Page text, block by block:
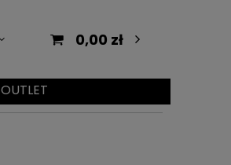
0,00 zł
OUTLET